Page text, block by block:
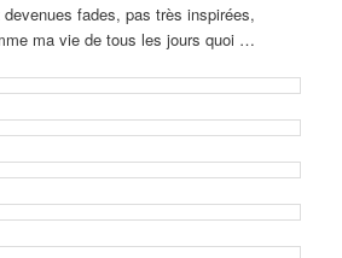
fades, pas très inspirées,
ma vie de tous les jours quoi …